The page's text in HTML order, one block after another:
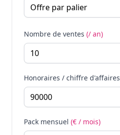
Nombre de ventes (/ an)
Honoraires / chiffre d'affaires
Pack mensuel (€ / mois)